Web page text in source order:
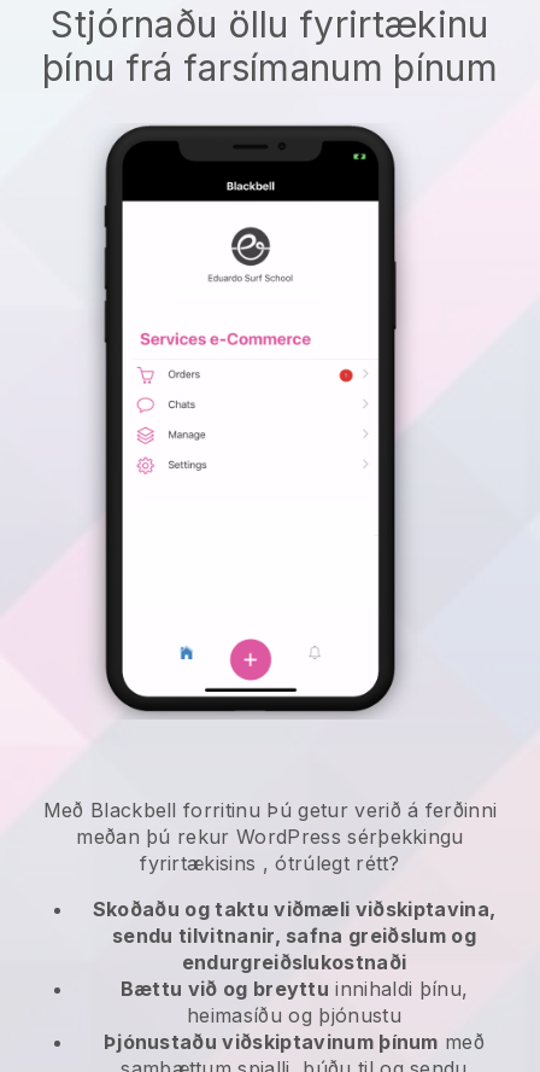
Stjórnaðu öllu fyrirtækinu
þínu frá farsímanum þínum
Með Blackbell forritinu Þú getur verið á ferðinni
meðan þú rekur WordPress sérþekkingu
fyrirtækisins , ótrúlegt rétt?
Skoðaðu og taktu viðmæli viðskiptavina,
sendu tilvitnanir, safna greiðslum og
endurgreiðslukostnaði
Bættu við og breyttu innihaldi þínu,
heimasíðu og þjónustu
Þjónustaðu viðskiptavinum þínum með